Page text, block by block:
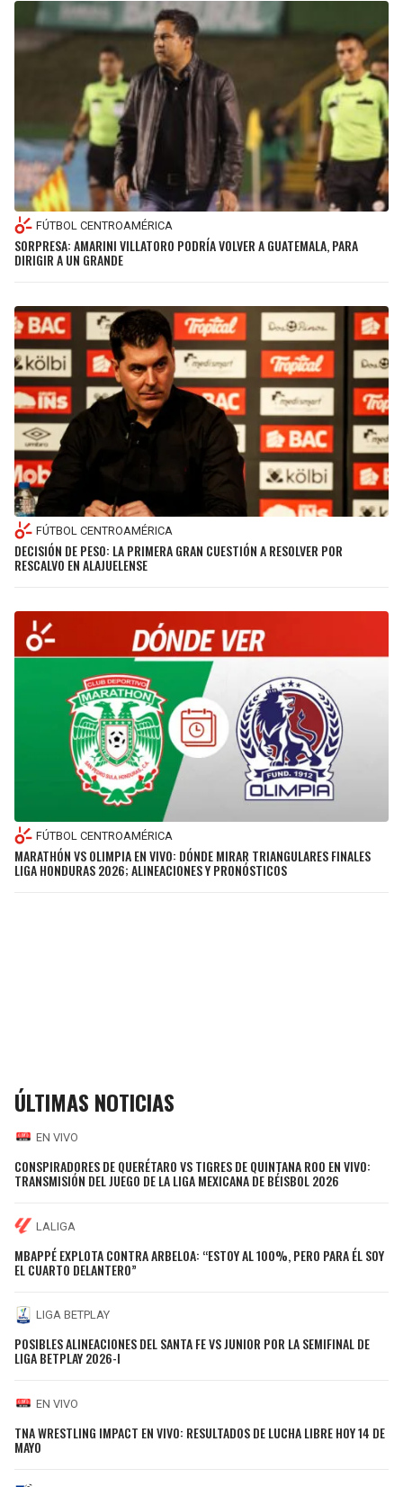
FÚTBOL CENTROAMÉRICA
SORPRESA: AMARINI VILLATORO PODRÍA VOLVER A GUATEMALA, PARA
DIRIGIR A UN GRANDE
FÚTBOL CENTROAMÉRICA
DECISIÓN DE PESO: LA PRIMERA GRAN CUESTIÓN A RESOLVER POR
RESCALVO EN ALAJUELENSE
FÚTBOL CENTROAMÉRICA
MARATHÓN VS OLIMPIA EN VIVO: DÓNDE MIRAR TRIANGULARES FINALES
LIGA HONDURAS 2026; ALINEACIONES Y PRONÓSTICOS
ÚLTIMAS NOTICIAS
EN VIVO
CONSPIRADORES DE QUERÉTARO VS TIGRES DE QUINTANA ROO EN VIVO:
TRANSMISIÓN DEL JUEGO DE LA LIGA MEXICANA DE BÉISBOL 2026
LALIGA
MBAPPÉ EXPLOTA CONTRA ARBELOA: “ESTOY AL 100%, PERO PARA ÉL SOY
EL CUARTO DELANTERO”
LIGA BETPLAY
POSIBLES ALINEACIONES DEL SANTA FE VS JUNIOR POR LA SEMIFINAL DE
LIGA BETPLAY 2026-I
EN VIVO
TNA WRESTLING IMPACT EN VIVO: RESULTADOS DE LUCHA LIBRE HOY 14 DE
MAYO